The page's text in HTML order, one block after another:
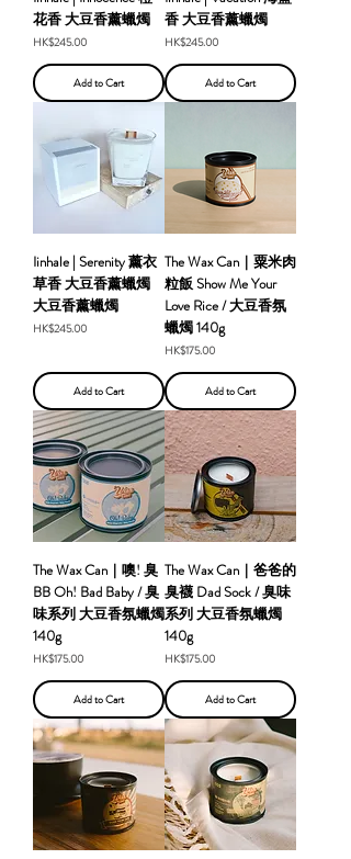
花香 大豆香薰蠟燭
Price
HK$245.00
Add to Cart
香 大豆香薰蠟燭
Price
HK$245.00
Add to Cart
Iinhale | Serenity 薰衣
草香 大豆香薰蠟燭
大豆香薰蠟燭
Price
HK$245.00
Add to Cart
The Wax Can｜粟米肉
粒飯 Show Me Your
Love Rice / 大豆香氛
蠟燭 140g
Price
HK$175.00
Add to Cart
The Wax Can｜噢! 臭
BB Oh! Bad Baby / 臭
味系列 大豆香氛蠟燭
140g
Price
HK$175.00
Add to Cart
The Wax Can｜爸爸的
臭襪 Dad Sock / 臭味
系列 大豆香氛蠟燭
140g
Price
HK$175.00
Add to Cart